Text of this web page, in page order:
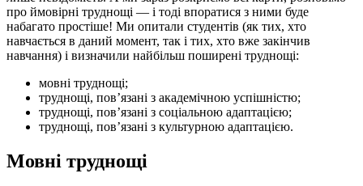
про ймовірні труднощі — і тоді впоратися з ними буде
набагато простіше! Ми опитали студентів (як тих, хто
навчається в даний момент, так і тих, хто вже закінчив
навчання) і визначили найбільш поширені труднощі:
мовні труднощі;
труднощі, пов’язані з академічною успішністю;
труднощі, пов’язані з соціальною адаптацією;
труднощі, пов’язані з культурною адаптацією.
Мовні труднощі